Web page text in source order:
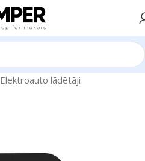
Elektroauto lādētāji